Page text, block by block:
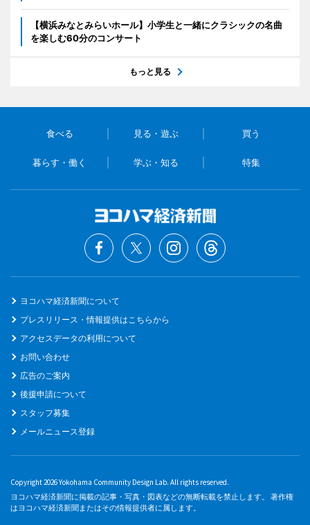
【横浜みなとみらいホール】小学生と一緒にクラシックの名曲
を楽しむ60分のコンサート
もっと見る
食べる 見る・遊ぶ 買う
暮らす・働く 学ぶ・知る 特集
ヨコハマ経済新聞について
プレスリリース・情報提供はこちらから
アクセスデータの利用について
お問い合わせ
広告のご案内
後援申請について
スタッフ募集
メールニュース登録
Copyright 2026 Yokohama Community Design Lab. All rights reserved.
ヨコハマ経済新聞に掲載の記事・写真・図表などの無断転載を禁止します。 著作権
はヨコハマ経済新聞またはその情報提供者に属します。